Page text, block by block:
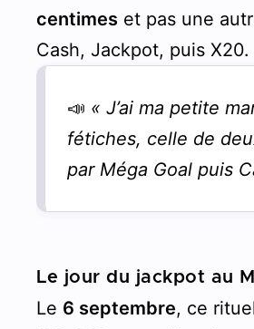
centimes et pas une
Cash, Jackpot, puis X20.
📣 « J’ai ma petite
fétiches, celle de
par Méga Goal puis
Le jour du jackpot au
Le 6 septembre, ce